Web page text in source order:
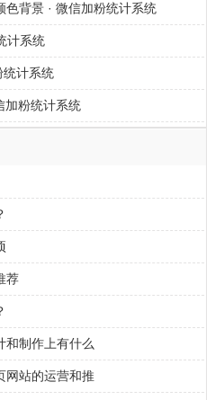
色背景 · 微信加粉统计系统
计系统
统计系统
加粉统计系统
荐
和制作上有什么
网站的运营和推